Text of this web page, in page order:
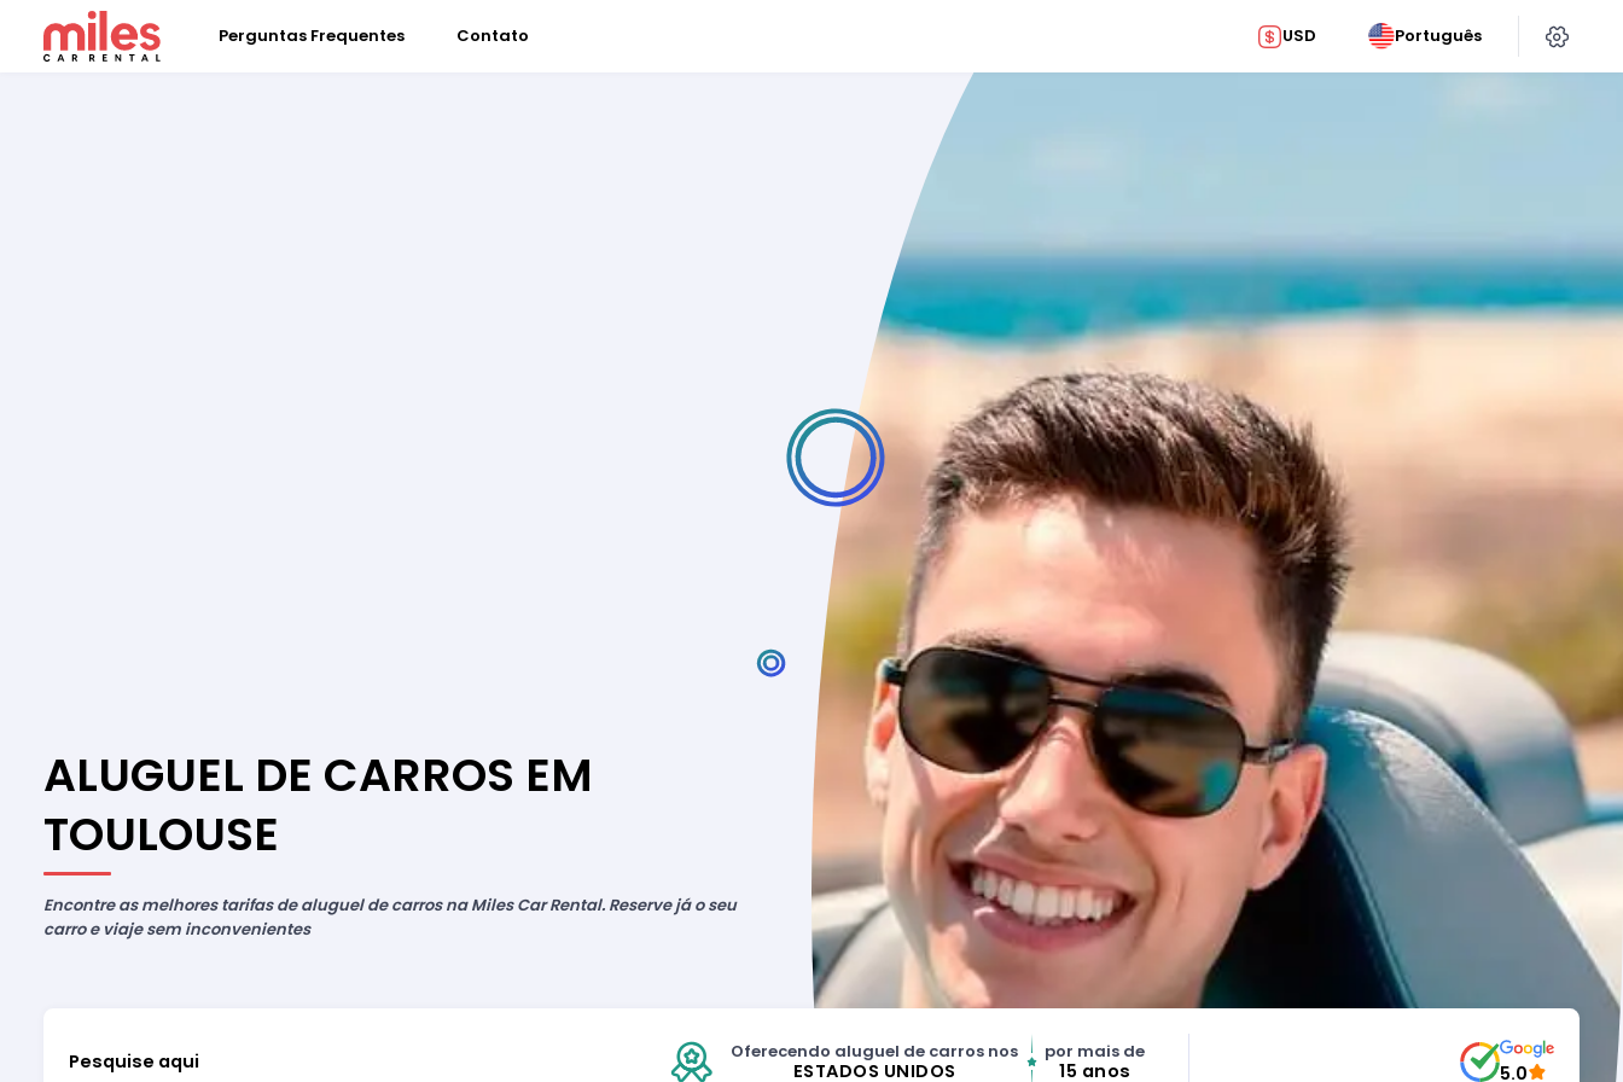
Perguntas Frequentes Contato USD Português
ALUGUEL DE CARROS EM
TOULOUSE
Encontre as melhores tarifas de aluguel de carros na Miles Car Rental. Reserve já o seu
carro e viaje sem inconvenientes
Pesquise aqui Oferecendo aluguel de carros nos
ESTADOS UNIDOS
por mais de
15 anos 5.0